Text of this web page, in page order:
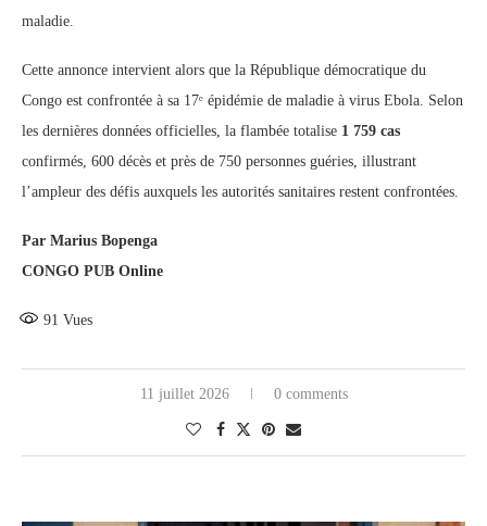
maladie.
Cette annonce intervient alors que la République démocratique du
Congo est confrontée à sa 17ᵉ épidémie de maladie à virus Ebola. Selon
les dernières données officielles, la flambée totalise 1 759 cas
confirmés, 600 décès et près de 750 personnes guéries, illustrant
l’ampleur des défis auxquels les autorités sanitaires restent confrontées.
Par Marius Bopenga
CONGO PUB Online
91 Vues
11 juillet 2026 0 comments